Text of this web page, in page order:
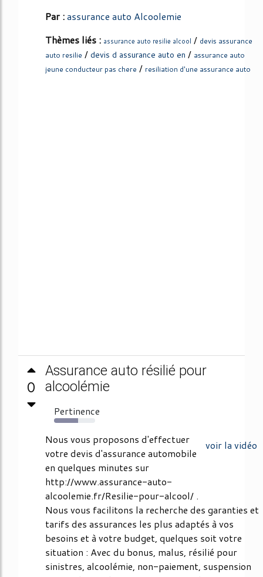
Par :assurance auto Alcoolemie
Thèmes liés : assurance auto resilie alcool / devis assurance
auto resilie / devis d assurance auto en / assurance auto
jeune conducteur pas chere / resiliation d'une assurance auto
0
Assurance auto résilié pour
alcoolémie
Pertinence
59%
voir la vidéo
Nous vous proposons d'effectuer
votre devis d'assurance automobile
en quelques minutes sur
http://www.assurance-auto-
alcoolemie.fr/Resilie-pour-alcool/ .
Nous vous facilitons la recherche des garanties et
tarifs des assurances les plus adaptés à vos
besoins et à votre budget, quelques soit votre
situation : Avec du bonus, malus, résilié pour
sinistres, alcoolémie, non-paiement, suspension